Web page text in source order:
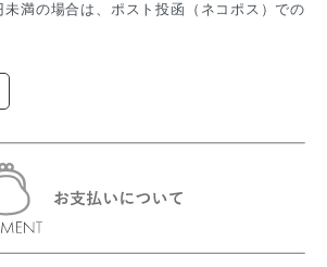
満の場合は、ポスト投函（ネコポス）での